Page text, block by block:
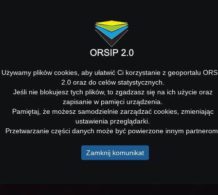
Używamy plików cookies, aby ułatwić Ci korzystanie z geoportalu
2.0 oraz do celów statystycznych.
Jeśli nie blokujesz tych plików, to zgadzasz się na ich użycie oraz
zapisanie w pamięci urządzenia.
Pamiętaj, że możesz samodzielnie zarządzać cookies, zmieniając
ustawienia przeglądarki.
Przetwarzanie części danych może być powierzone innym
Zamknij komunikat